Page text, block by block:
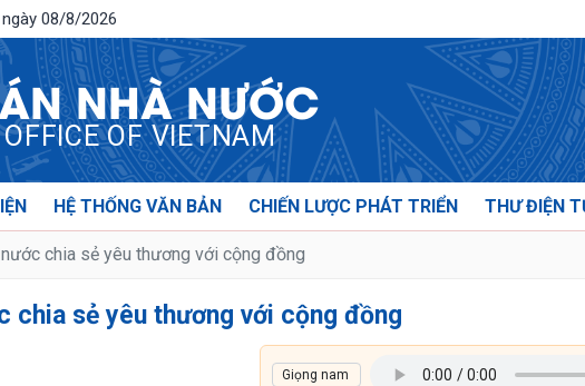
08/8/2026
NHÀ NƯỚC
OF VIETNAM
HỆ THỐNG VĂN BẢN CHIẾN LƯỢC PHÁT TRIỂN THƯ ĐIỆN
chia sẻ yêu thương với cộng đồng
chia sẻ yêu thương với cộng đồng